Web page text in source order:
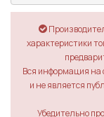
характеристики
Вся информация на
и не является
Убедительно